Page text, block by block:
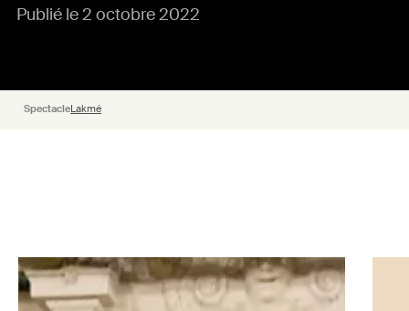
Publié le 2 octobre 2022
SpectacleLakmé